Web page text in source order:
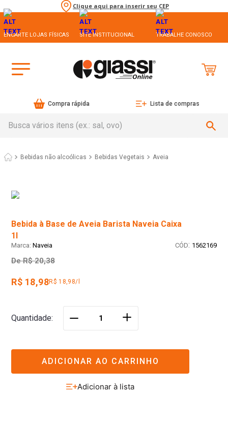
Clique aqui para inserir seu CEP
ENCARTE LOJAS FÍSICAS SITE INSTITUCIONAL TRABALHE CONOSCO
Compra rápida Lista de compras
Bebidas não alcoólicas Bebidas Vegetais Aveia
Bebida à Base de Aveia Barista Naveia Caixa
1l
Naveia : 1562169
De R$ 20,38
R$ 18,98R$ 18,98/l
Quantidade ＋
ADICIONAR AO CARRINHO